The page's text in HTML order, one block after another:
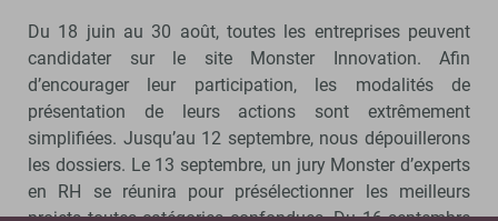
Du 18 juin au 30 août, toutes les entreprises peuvent
candidater sur le site Monster Innovation. Afin
d’encourager leur participation, les modalités de
présentation de leurs actions sont extrêmement
simplifiées. Jusqu’au 12 septembre, nous dépouillerons
les dossiers. Le 13 septembre, un jury Monster d’experts
en RH se réunira pour présélectionner les meilleurs